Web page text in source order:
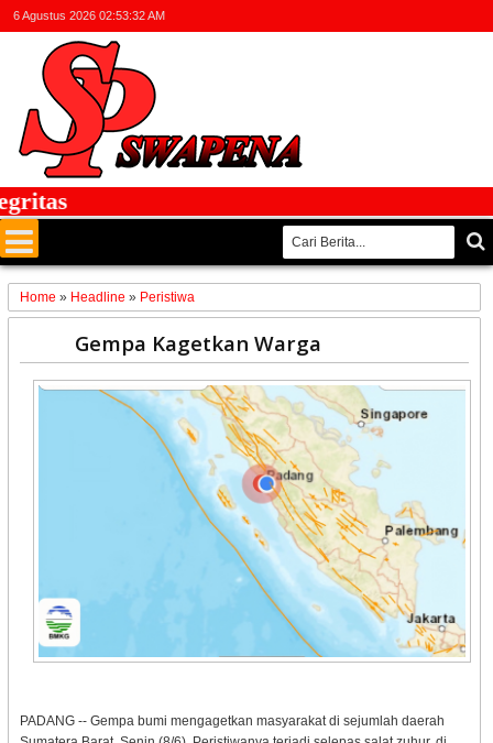
6 Agustus 2026 02:53:33 AM
Home » Headline » Peristiwa
Gempa Kagetkan Warga
PADANG -- Gempa bumi mengagetkan masyarakat di sejumlah daerah